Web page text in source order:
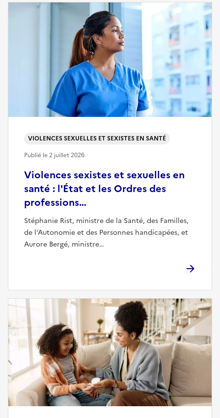
Violences sexistes et sexuelles en
santé : l'État et les Ordres des
professions…
Stéphanie Rist, ministre de la Santé, des Familles,
de l'Autonomie et des Personnes handicapées, et
Aurore Bergé, ministre…
VIOLENCES SEXUELLES ET SEXISTES EN SANTÉ
Publié le2 juillet 2026